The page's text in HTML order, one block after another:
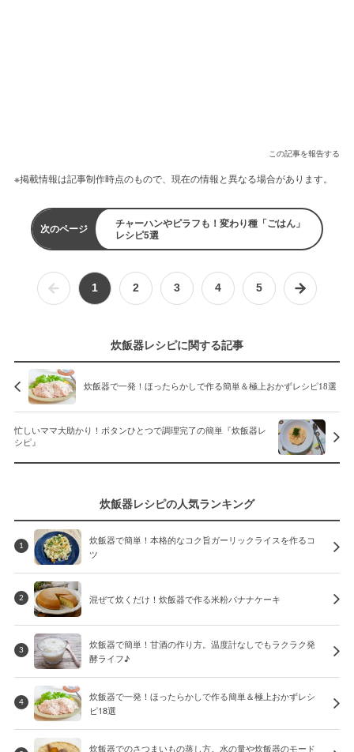
この記事を報告する
※掲載情報は記事制作時点のもので、現在の情報と異なる場合があります。
次のページ
チャーハンやピラフも！変わり種「ごはん」
レシピ5選
1 2 3 4 5
炊飯器レシピに関する記事
炊飯器で一発！ほったらかしで作る簡単＆極上おかずレシピ18選
忙しいママ大助かり！ボタンひとつで調理完了の簡単『炊飯器レ
シピ』
炊飯器レシピの人気ランキング
1
炊飯器で簡単！本格的なコク旨ガーリックライスを作るコ
ツ
2 混ぜて炊くだけ！炊飯器で作る米粉バナナケーキ
3
炊飯器で簡単！甘酒の作り方。温度計なしでもラクラク発
酵ライフ♪
4
炊飯器で一発！ほったらかしで作る簡単＆極上おかずレシ
ピ18選
炊飯器でのさつまいもの蒸し方。水の量や炊飯器のモード